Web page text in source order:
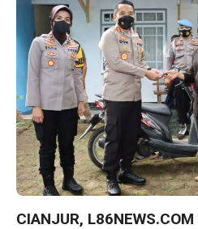
CIANJUR, L86NEWS.COM